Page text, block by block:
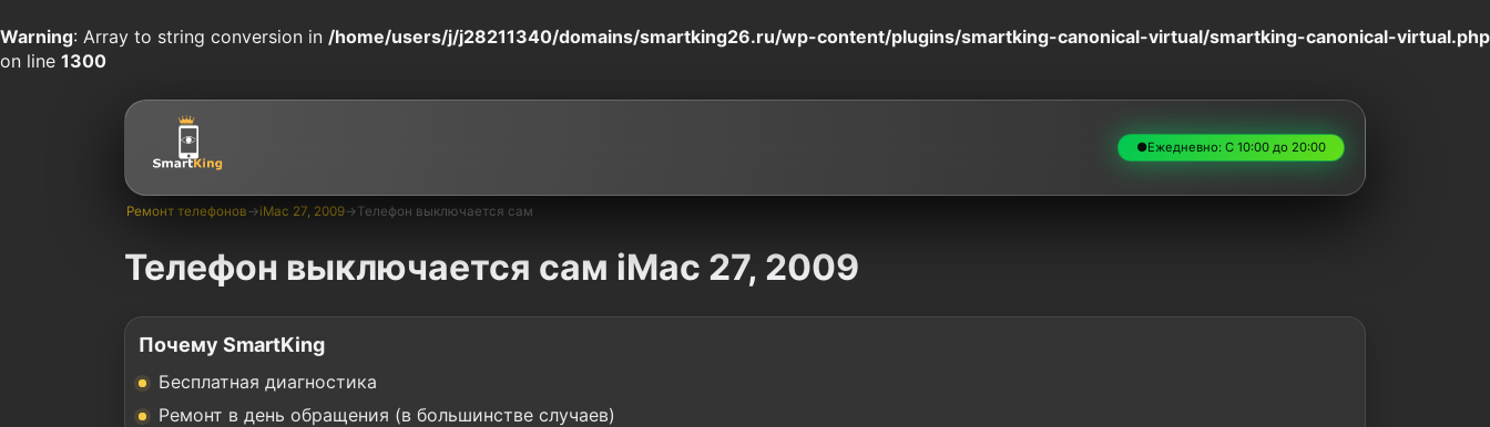
Warning: Array to string conversion in /home/users/j/j28211340/domains/smartking26.ru/wp-content/plugins/smartking-canonical-virtual/smartking-canonical-virtual.php
on line 1300
●Ежедневно: С 10:00 до 20:00
Ремонт телефонов→iMac 27, 2009→Телефон выключается сам
Телефон выключается сам iMac 27, 2009
Почему SmartKing
Бесплатная диагностика
Ремонт в день обращения (в большинстве случаев)